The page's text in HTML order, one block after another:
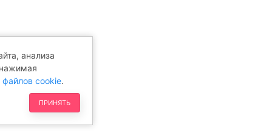
анализа
файлов cookie.
ПРИНЯТЬ